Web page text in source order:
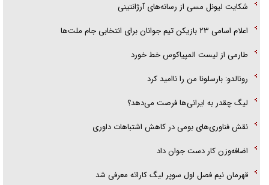
شکایت لیونل مسی از رسانه‌های آرژانتینی
اعلام اسامی ۲۳ بازیکن تیم جوانان برای انتخابی جام ملت‌ها
طارمی از لیست المپیاکوس خط خورد
رونالدو: بارسلونا من را ناامید کرد
لیگ چقدر به ایرانی‌ها فرصت می‌دهد؟
نقش فناوری‌های بومی در کاهش اشتباهات داوری
اضافه‌وزن کار دست جوان داد
قهرمان نیم فصل اول سوپر لیگ کاراته معرفی شد